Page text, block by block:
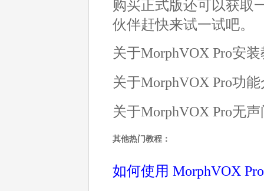
购买正式版还可以获取
伙伴赶快来试一试吧。
关于MorphVOX Pro安
关于MorphVOX Pro功
关于MorphVOX Pro无
其他热门教程：
如何使用 MorphVOX